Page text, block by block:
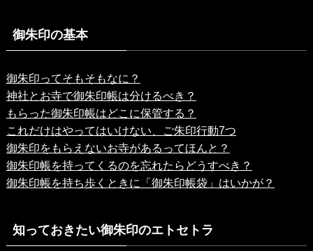
御朱印の基本
御朱印ってそもそもなに？
神社とお寺で御朱印帳は分けるべき？
もらった御朱印帳はどこに保管する？
これだけはやってはいけない、ご朱印行動7つ
御朱印をもらえないお寺があるってほんと？
御朱印帳を持ってくるのを忘れたらどうすべき？
御朱印帳を持ち歩くときに「御朱印帳袋」はいかが？
知っておきたい御朱印のエトセトラ